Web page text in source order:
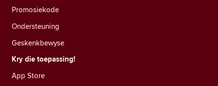
Promosiekode
Ondersteuning
Geskenkbewyse
Kry die toepassing!
App Store